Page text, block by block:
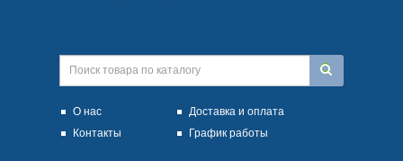
О нас
Доставка и оплата
Контакты
График работы